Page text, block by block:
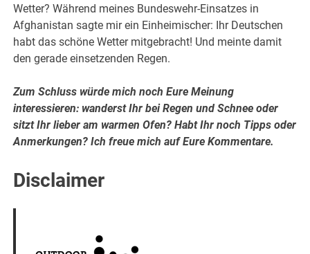
Wetter? Während meines Bundeswehr-Einsatzes in
Afghanistan sagte mir ein Einheimischer: Ihr Deutschen
habt das schöne Wetter mitgebracht! Und meinte damit
den gerade einsetzenden Regen.
Zum Schluss würde mich noch Eure Meinung
interessieren: wanderst Ihr bei Regen und Schnee oder
sitzt Ihr lieber am warmen Ofen? Habt Ihr noch Tipps oder
Anmerkungen? Ich freue mich auf Eure Kommentare.
Disclaimer